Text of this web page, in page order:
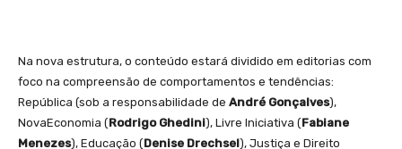
Na nova estrutura, o conteúdo estará dividido em editorias com
foco na compreensão de comportamentos e tendências:
República (sob a responsabilidade de André Gonçalves),
NovaEconomia (Rodrigo Ghedini), Livre Iniciativa (Fabiane
Menezes), Educação (Denise Drechsel), Justiça e Direito